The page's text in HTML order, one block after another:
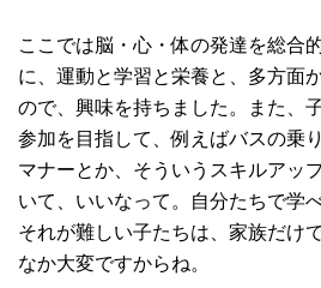
ここでは脳・心・体の発達を総合
に、運動と学習と栄養と、多方面
ので、興味を持ちました。また、
参加を目指して、例えばバスの乗
マナーとか、そういうスキルアッ
いて、いいなって。自分たちで学
それが難しい子たちは、家族だけ
なか大変ですからね。